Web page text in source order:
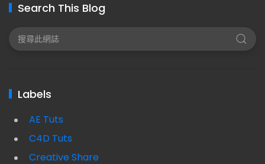
Search This Blog
Labels
AE Tuts
C4D Tuts
Creative Share